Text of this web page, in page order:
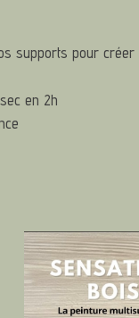
supports pour créer
en 2h